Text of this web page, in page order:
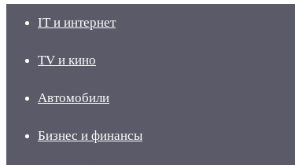
IT и интернет
TV и кино
Автомобили
Бизнес и финансы